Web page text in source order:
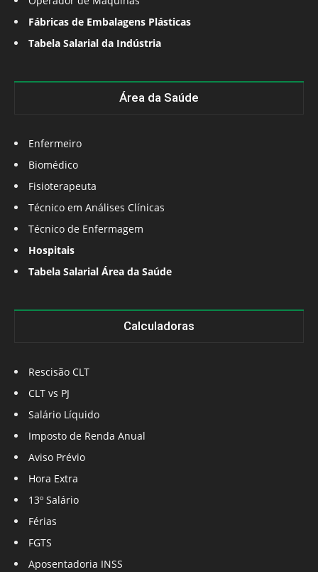
Fábricas de Embalagens Plásticas
Tabela Salarial da Indústria
Área da Saúde
Enfermeiro
Biomédico
Fisioterapeuta
Técnico em Análises Clínicas
Técnico de Enfermagem
Hospitais
Tabela Salarial Área da Saúde
Calculadoras
Rescisão CLT
CLT vs PJ
Salário Líquido
Imposto de Renda Anual
Aviso Prévio
Hora Extra
13º Salário
Férias
FGTS
Aposentadoria INSS